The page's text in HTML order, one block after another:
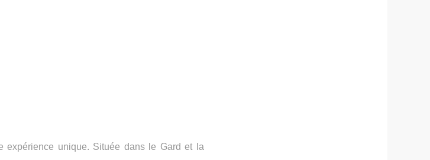
expérience unique. Située dans le Gard et la